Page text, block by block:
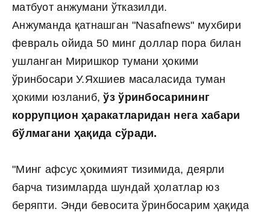
матбуот анжумани ўтказилди.
Анжуманда қатнашган "Nasafnews" мухбири
февраль ойида 50 минг доллар пора билан
ушланган Миришкор тумани ҳокими
ўринбосари У.Яхшиев масаласида туман
ҳокими юзланиб,ўз ўринбосарининг
коррупцион ҳаракатларидан нега хабари
бўлмагани ҳақида сўради.
"Минг афсус ҳокимият тизимида, деярли
барча тизимларда шундай ҳолатлар юз
беряпти. Энди бевосита ўринбосарим ҳақида